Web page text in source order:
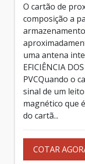
O cartão de
composição a
uma antena
EFICIÊNCIA
PVCQuando o
sinal de um
magnético que
do cartã...
COTAR